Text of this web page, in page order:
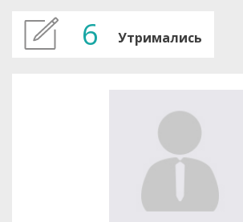
6 Утримались